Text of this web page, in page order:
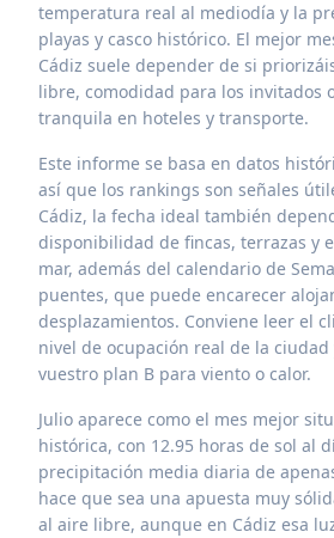
temperatura real al mediodía y la
playas y casco histórico. El mejor
Cádiz suele depender de si
libre, comodidad para los invitados
tranquila en hoteles y transporte.
Este informe se basa en datos
así que los rankings son señales
Cádiz, la fecha ideal también
disponibilidad de fincas, terrazas y
mar, además del calendario de
puentes, que puede encarecer
desplazamientos. Conviene leer el
nivel de ocupación real de la
vuestro plan B para viento o calor.
Julio aparece como el mes mejor
histórica, con 12.95 horas de sol al
precipitación media diaria de
hace que sea una apuesta muy
al aire libre, aunque en Cádiz esa